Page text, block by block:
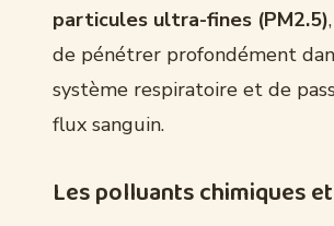
particules ultra-fines (PM2.5)
de pénétrer profondément
système respiratoire et de
flux sanguin.
Les polluants chimiques